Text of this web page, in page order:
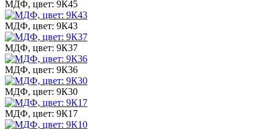
МДФ, цвет: 9К45
МДФ, цвет: 9К43
МДФ, цвет: 9К37
МДФ, цвет: 9К36
МДФ, цвет: 9К30
МДФ, цвет: 9К17